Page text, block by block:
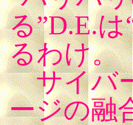
る”D.E.
るわけ。
サイバー
ージの融